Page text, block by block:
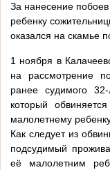
За нанесение
ребенку
оказался на скамье
1 ноября в
на рассмотрение
ранее судимого 32-
который
малолетнему
Как следует из
подсудимый
её малолетним